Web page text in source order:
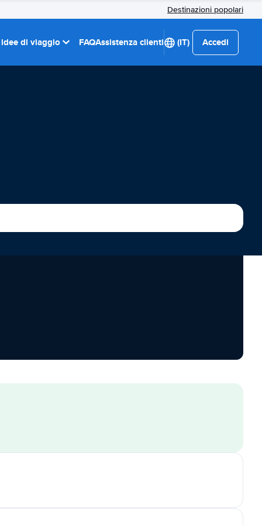
Destinazioni popolari
di viaggio FAQAssistenza clienti (IT) Accedi